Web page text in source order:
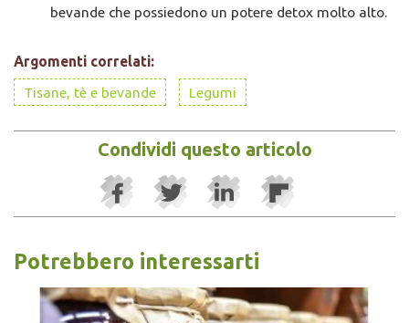
bevande che possiedono un potere detox molto alto.
Argomenti correlati:
Tisane, tè e bevande
Legumi
Condividi questo articolo
Potrebbero interessarti